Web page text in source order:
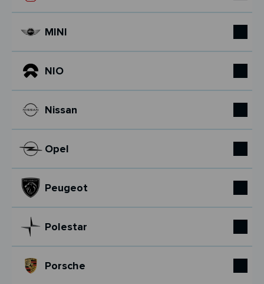
MINI
NIO
Nissan
Opel
Peugeot
Polestar
Porsche